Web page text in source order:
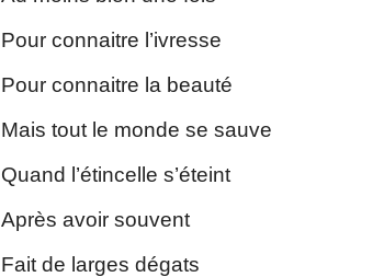
Pour connaitre l’ivresse
Pour connaitre la beauté
Mais tout le monde se sauve
Quand l’étincelle s’éteint
Après avoir souvent
Fait de larges dégats